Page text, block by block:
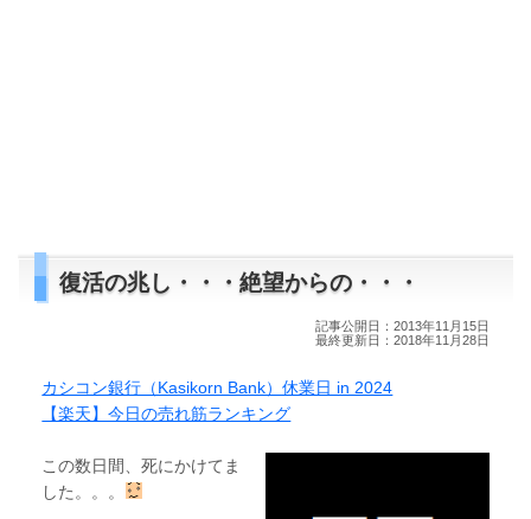
復活の兆し・・・絶望からの・・・
記事公開日：2013年11月15日
最終更新日：2018年11月28日
カシコン銀行（Kasikorn Bank）休業日 in 2024
【楽天】今日の売れ筋ランキング
この数日間、死にかけてま
した。。。